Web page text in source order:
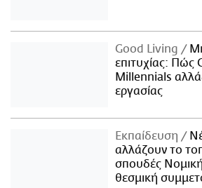
Good Living
επιτυχίας: Πώς
Millennials
εργασίας
Εκπαίδευση
αλλάζουν το
σπουδές
θεσμική